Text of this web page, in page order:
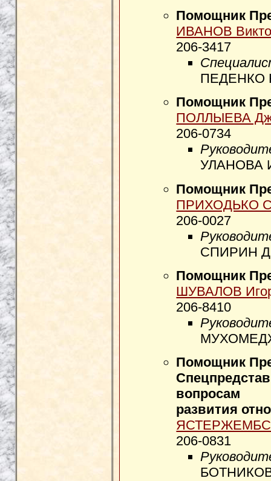
Помощник
ИВАНОВ
206-3417
ПЕДЕНКО
Помощник
ПОЛЛЫЕВА
206-0734
УЛАНОВА
Помощник
ПРИХОДЬКО
206-0027
СПИРИН
Помощник
ШУВАЛОВ
206-8410
Помощник
вопросам
развития
206-0831
БОТНИКОВ